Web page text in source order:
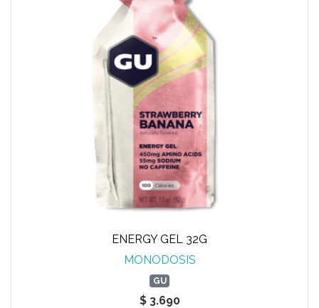
ENERGY GEL 32G
MONODOSIS
GU
$ 3.690